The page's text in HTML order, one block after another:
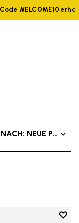
WELCOME10
NEUE
Add